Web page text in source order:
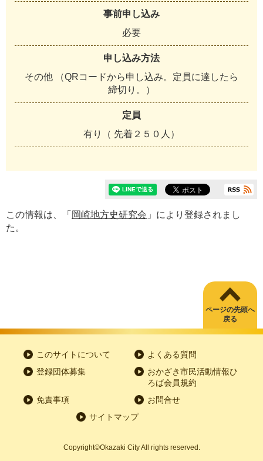
事前申し込み
必要
申し込み方法
その他 （QRコードから申し込み。定員に達したら
締切り。）
定員
有り（ 先着２５０人）
この情報は、「 岡崎地方史研究会 」により登録されまし
た。
ページの先頭へ
戻る
このサイトについて
よくある質問
登録団体募集
おかざき市民活動情報ひ
ろば会員規約
免責事項
お問合せ
サイトマップ
Copyright©Okazaki City All rights reserved.